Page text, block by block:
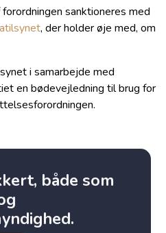
sanktioneres med
, der holder øje med, om
i samarbejde med
en bødevejledning til brug for
både som